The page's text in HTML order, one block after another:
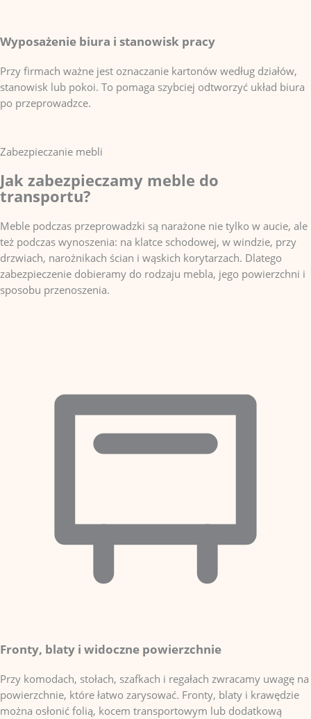
Wyposażenie biura i stanowisk pracy
Przy firmach ważne jest oznaczanie kartonów według działów,
stanowisk lub pokoi. To pomaga szybciej odtworzyć układ biura
po przeprowadzce.
Zabezpieczanie mebli
Jak zabezpieczamy meble do
transportu?
Meble podczas przeprowadzki są narażone nie tylko w aucie, ale
też podczas wynoszenia: na klatce schodowej, w windzie, przy
drzwiach, narożnikach ścian i wąskich korytarzach. Dlatego
zabezpieczenie dobieramy do rodzaju mebla, jego powierzchni i
sposobu przenoszenia.
Fronty, blaty i widoczne powierzchnie
Przy komodach, stołach, szafkach i regałach zwracamy uwagę na
powierzchnie, które łatwo zarysować. Fronty, blaty i krawędzie
można osłonić folią, kocem transportowym lub dodatkową